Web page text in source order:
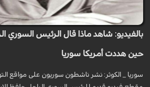
بالفيديو: شاهد ماذا قال الرئيس السوري
حين هددت أمريكا سوريا
سوريا _ الكوثر: نشر ناشطون سوريون على مواقع